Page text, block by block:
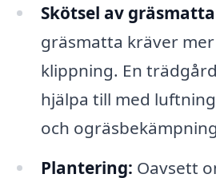
Skötsel av
gräsmatta kräver
klippning. En
hjälpa till med
och
Plantering: Oavsett